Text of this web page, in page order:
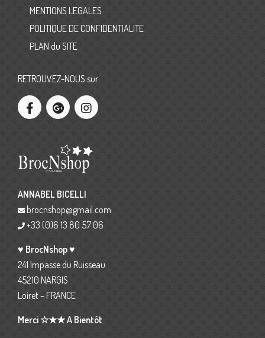
MENTIONS LEGALES
POLITIQUE DE CONFIDENTIALITE
PLAN du SITE
RETROUVEZ-NOUS sur
ANNABEL BICELLI
brocnshop@gmail.com
+33 (0)6 13 80 57 06
♥ BrocNshop ♥
241 Impasse du Ruisseau
45210 NARGIS
Loiret – FRANCE
Merci ☆★★ A Bientôt